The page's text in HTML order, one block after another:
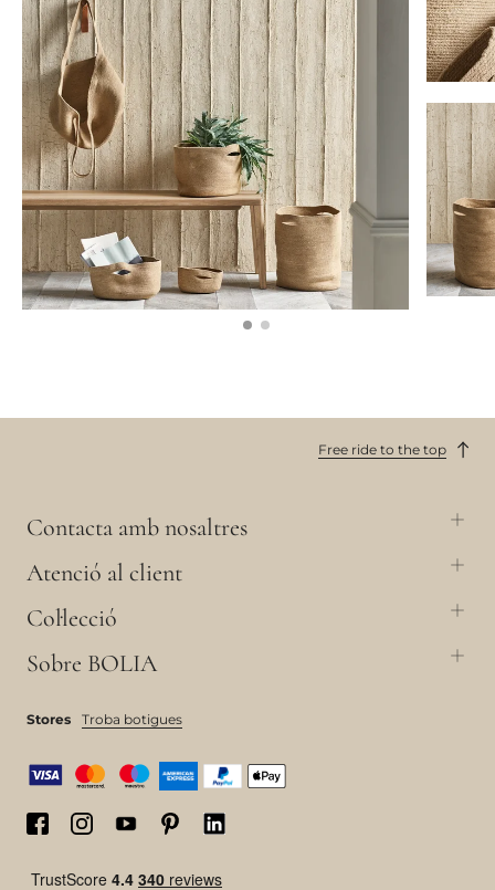
Free ride to the top
Contacta amb nosaltres
Atenció al client
Col·lecció
Sobre BOLIA
Stores Troba botigues